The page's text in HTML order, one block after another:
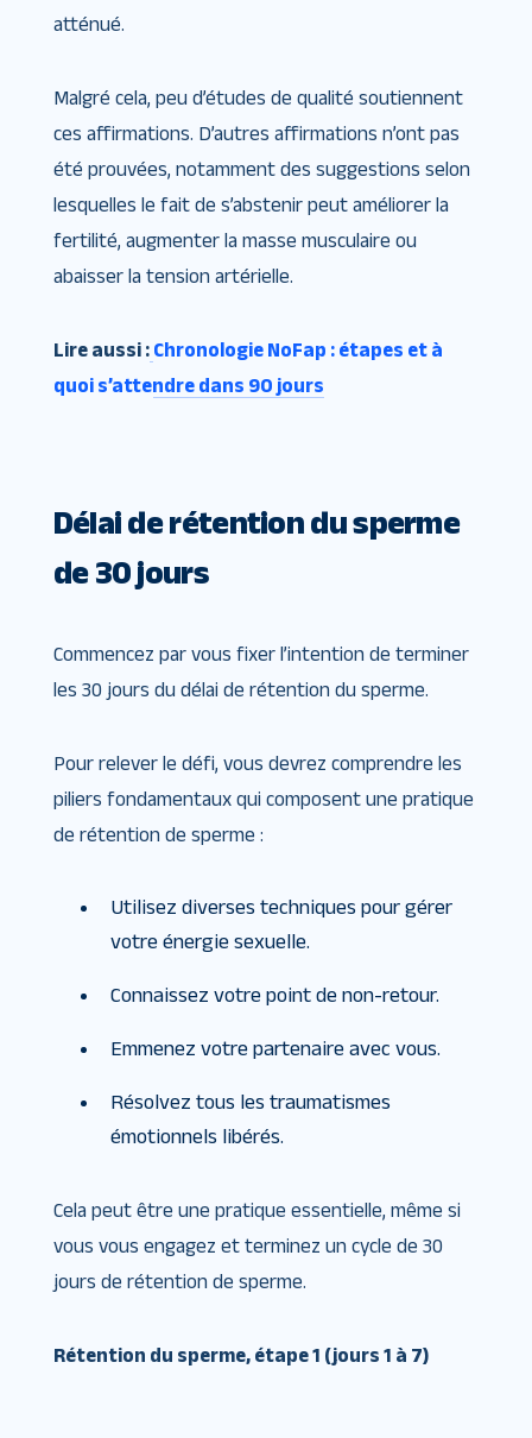
atténué.
Malgré cela, peu d’études de qualité soutiennent
ces affirmations. D’autres affirmations n’ont pas
été prouvées, notamment des suggestions selon
lesquelles le fait de s’abstenir peut améliorer la
fertilité, augmenter la masse musculaire ou
abaisser la tension artérielle.
Lire aussi : Chronologie NoFap : étapes et à
quoi s’attendre dans 90 jours
Délai de rétention du sperme
de 30 jours
Commencez par vous fixer l’intention de terminer
les 30 jours du délai de rétention du sperme.
Pour relever le défi, vous devrez comprendre les
piliers fondamentaux qui composent une pratique
de rétention de sperme :
Utilisez diverses techniques pour gérer
votre énergie sexuelle.
Connaissez votre point de non-retour.
Emmenez votre partenaire avec vous.
Résolvez tous les traumatismes
émotionnels libérés.
Cela peut être une pratique essentielle, même si
vous vous engagez et terminez un cycle de 30
jours de rétention de sperme.
Rétention du sperme, étape 1 (jours 1 à 7)